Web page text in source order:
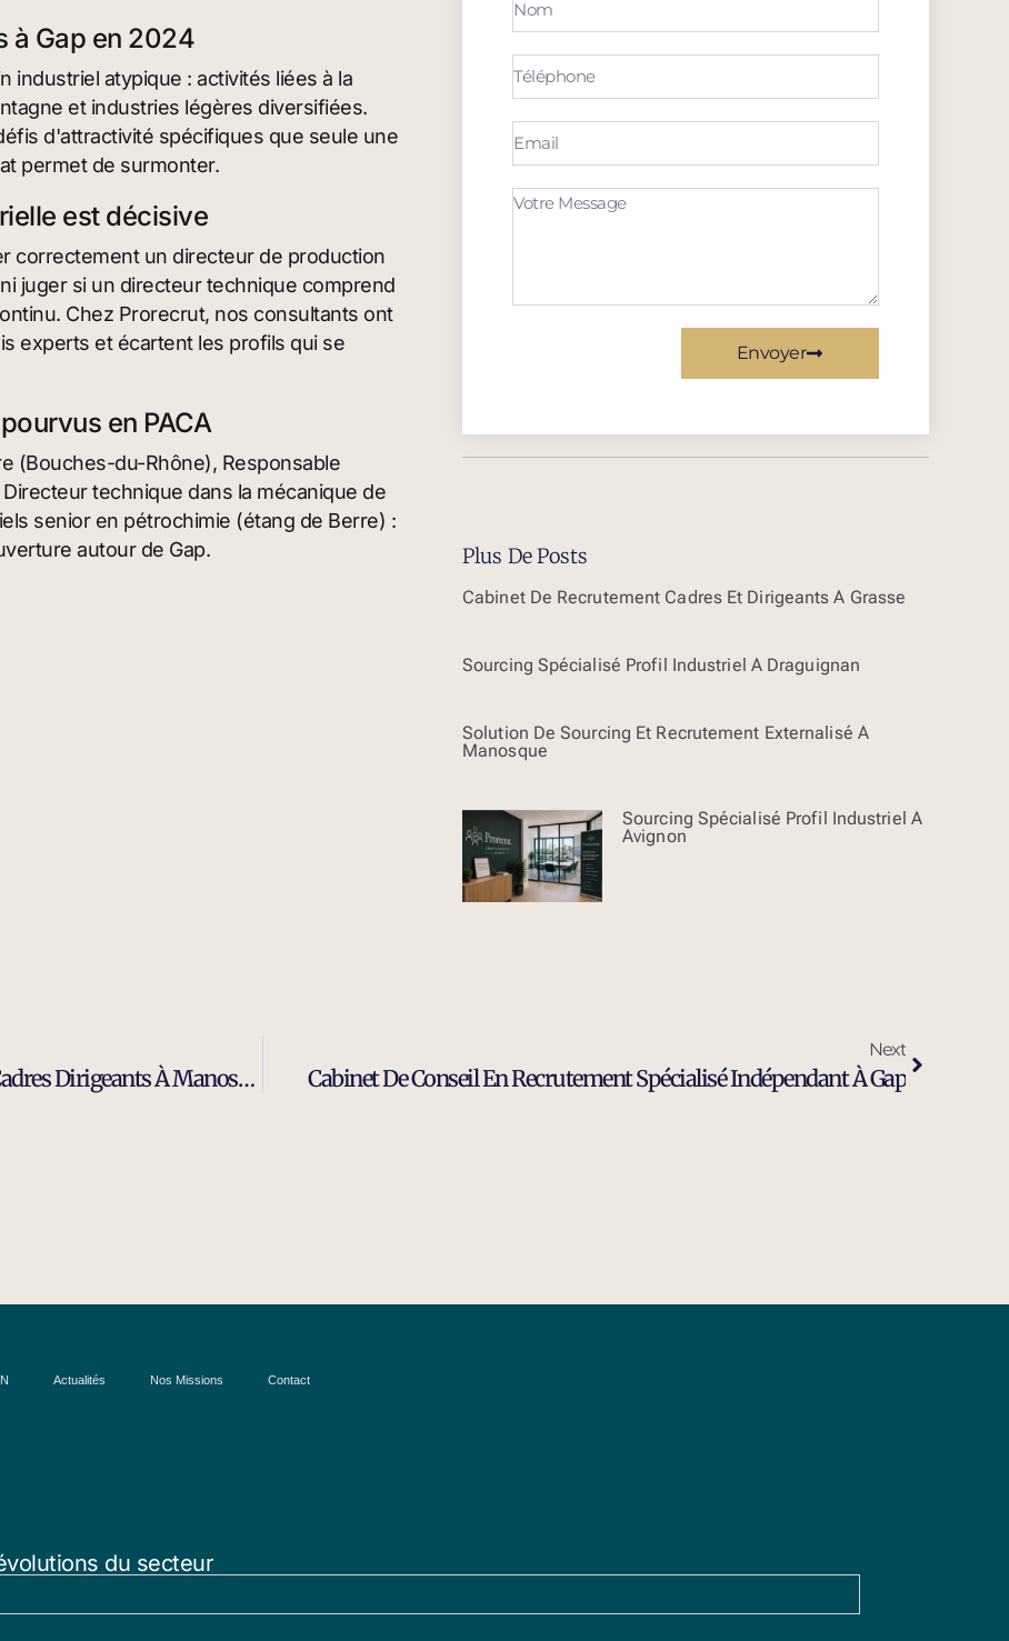
à Gap en 2024
industriel atypique : activités liées à la
et industries légères diversifiées.
d'attractivité spécifiques que seule une
permet de surmonter.
est décisive
correctement un directeur de production
juger si un directeur technique comprend
Chez Prorecrut, nos consultants ont
experts et écartent les profils qui se
en PACA
(Bouches-du-Rhône), Responsable
technique dans la mécanique de
senior en pétrochimie (étang de Berre) :
autour de Gap.
Envoyer
Plus De Posts
Cabinet De Recrutement Cadres Et Dirigeants À Grasse
Sourcing Spécialisé Profil Industriel À Draguignan
Solution De Sourcing Et Recrutement Externalisé À
Manosque
Sourcing Spécialisé Profil Industriel À
Avignon
Expert Du Recrutement D’ingénieurs Et Cadres Dirigeants À Manosque
Next
Cabinet De Conseil En Recrutement Spécialisé Indépendant À Gap
Actualités Nos Missions Contact
du secteur